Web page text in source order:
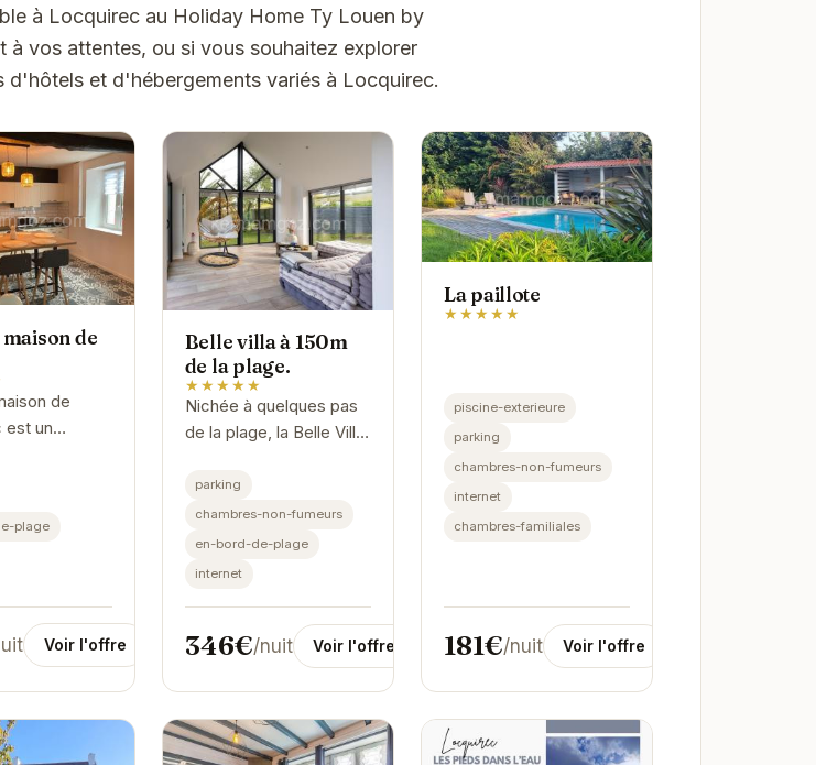
à Locquirec au Holiday Home Ty Louen by
vos attentes, ou si vous souhaitez explorer
et d'hébergements variés à Locquirec.
maison de
de
est un
proximité de
des
locaux en
plage
Voir l'offre
Belle villa à 150m
de la plage.
★★★★★
Nichée à quelques pas
de la plage, la Belle Villa
idéal pour des vacances
relaxantes. Avec son
emplacement
privilégié,...
parking
chambres-non-fumeurs
en-bord-de-plage
internet
346€/nuit Voir l'offre
La paillote
★★★★★
piscine-exterieure
parking
chambres-non-fumeurs
internet
chambres-familiales
181€/nuit Voir l'offre